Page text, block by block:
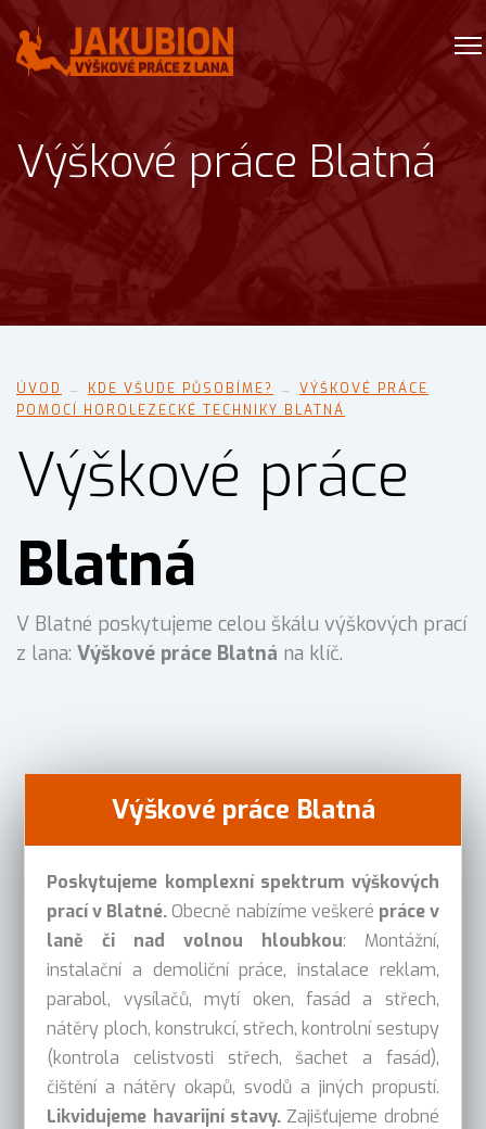
Výškové práce Blatná
ÚVOD → KDE VŠUDE PŮSOBÍME? → VÝŠKOVÉ PRÁCE
POMOCÍ HOROLEZECKÉ TECHNIKY BLATNÁ
Výškové práce
Blatná
V Blatné poskytujeme celou škálu výškových prací
z lana: Výškové práce Blatná na klíč.
Výškové práce Blatná
Poskytujeme komplexní spektrum výškových
prací v Blatné.Obecně nabízíme veškeré práce v
laně či nad volnou hloubkou: Montážní,
instalační a demoliční práce, instalace reklam,
parabol, vysílačů, mytí oken, fasád a střech,
nátěry ploch, konstrukcí, střech, kontrolní sestupy
(kontrola celistvosti střech, šachet a fasád),
čištění a nátěry okapů, svodů a jiných propustí.
Likvidujeme havarijní stavy. Zajišťujeme drobné